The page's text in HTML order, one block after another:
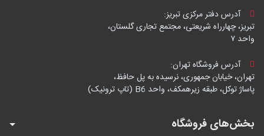
آدرس دفتر مرکزی تبریز:
تبریز، چهارراه شریعتی، مجتمع تجاری گلستان،
واحد ۷
آدرس فروشگاه تهران:
تهران، خیابان جمهوری، نرسیده به پل حافظ،
پاساژ توکل، طبقه زیرهمکف، واحد B6 (تاپ ترونیک)
بخش‌های فروشگاه